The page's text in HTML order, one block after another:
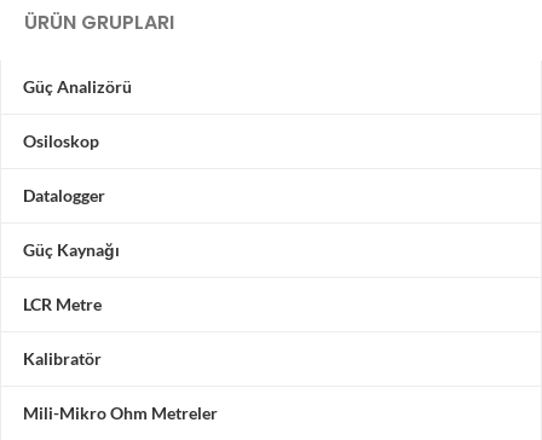
ÜRÜN GRUPLARI
Güç Analizörü
Osiloskop
Datalogger
Güç Kaynağı
LCR Metre
Kalibratör
Mili-Mikro Ohm Metreler